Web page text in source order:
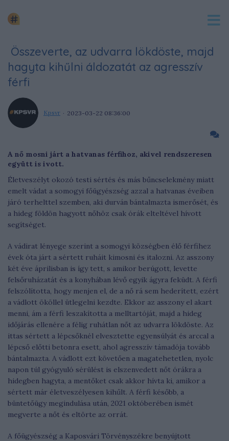
Összeverte, az udvarra lökdöste, majd
hagyta kihűlni áldozatát az agresszív
férfi
Kpsvr 2023-03-22 08:36:00
A nő mosni járt a hatvanas férfihoz, akivel rendszeresen
együtt is ivott.
Életveszélyt okozó testi sértés és más bűncselekmény miatt
emelt vádat a somogyi főügyészség azzal a hatvanas éveiben
járó terhelttel szemben, aki durván bántalmazta ismerősét, és
a hideg földön hagyott nőhöz csak órák elteltével hívott
segítséget.
A vádirat lényege szerint a somogyi községben élő férfihez
évek óta járt a sértett ruháit kimosni és italozni. Az asszony
két éve áprilisban is így tett, s amikor berúgott, levette
felsőruházatát és a konyhában lévő egyik ágyra feküdt. A férfi
felszólította, hogy menjen el, de a nő rá sem hederített, ezért
a vádlott ököllel ütlegelni kezdte. Ekkor az asszony el akart
menni, ám a férfi leszakította a melltartóját, majd a hideg
időjárás ellenére a félig ruhátlan nőt az udvarra lökdöste. Az
ittas sértett a lépcsőknél elvesztette egyensúlyát és arccal a
lépcső előtti betonra esett, ahol agresszív támadója tovább
bántalmazta. A vádlott ezt követően a magatehetetlen, nyolc
napon túl gyógyuló sérülést is elszenvedett nőt órákra a
hidegben hagyta, a mentőket csak akkor hívta ki, amikor a
sértett már életveszélyesen kihűlt. A férfi később, a
büntetőügy megindulása után, 2021 októberében ismét
megverte a nőt és eltörte az orrát.
A főügyészség a Kaposvári Törvényszékre benyújtott